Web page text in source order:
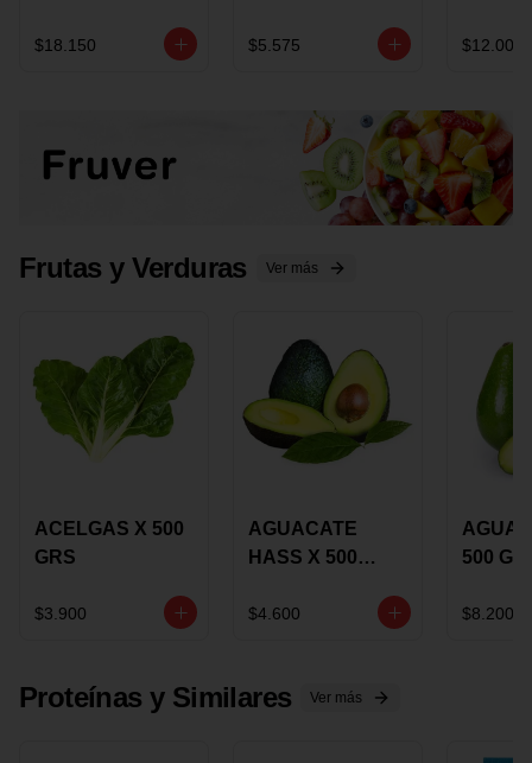
MARINADA X
$18.150
COSTILLAR A
$5.575 $12.000
Frutas y Verduras Ver más
ACELGAS X 500
GRS
$3.900
AGUACATE
HASS X 500
$4.600
500
$8.200
Proteínas y Similares Ver más